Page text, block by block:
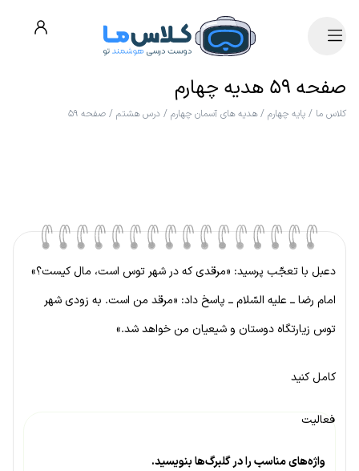
صفحه ۵۹ هدیه چهارم
کلاس ما / پایه چهارم /هدیه های آسمان چهارم / درس هشتم / صفحه ۵۹
دعبل با تعجّب پرسید: «مرقدی که در شهر توس است، مال کیست؟»
امام رضا ــ علیه السّلام ــ پاسخ داد: «مرقد من است. به زودی شهر
توس زیارتگاه دوستان و شیعیان من خواهد شد.»
کامل کنید
فعالیت
واژه‌های مناسب را در گلبرگ‌ها بنویسید.